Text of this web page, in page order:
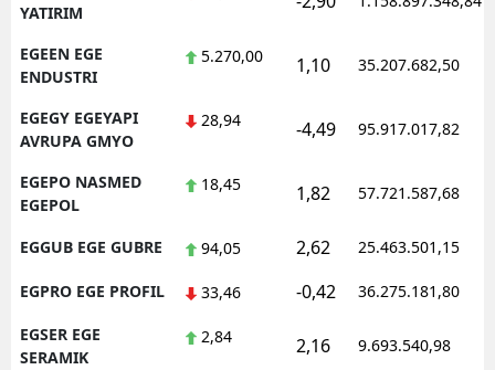
YATIRIM
EGEEN EGE
ENDUSTRI
5.270,00 1,10 35.207.682,50
EGEGY EGEYAPI
AVRUPA GMYO
28,94 -4,49 95.917.017,82
EGEPO NASMED
EGEPOL
18,45 1,82 57.721.587,68
EGGUB EGE GUBRE 94,05 2,62 25.463.501,15
EGPRO EGE PROFIL 33,46 -0,42 36.275.181,80
EGSER EGE
SERAMIK
2,84 2,16 9.693.540,98